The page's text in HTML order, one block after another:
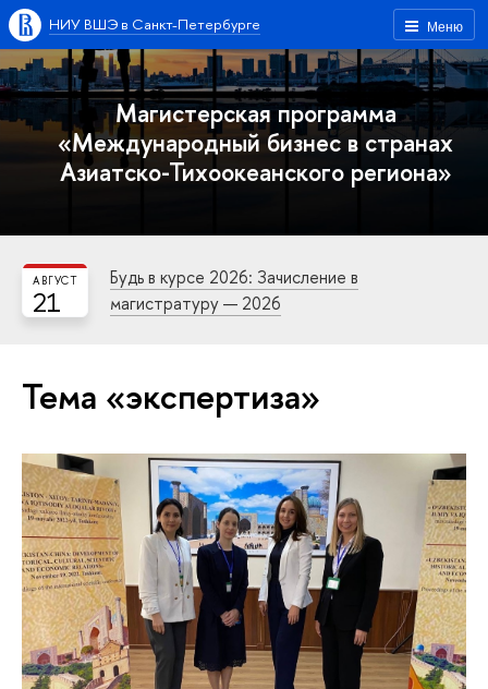
Меню
НИУ ВШЭ в Санкт-Петербурге
Магистерская программа
«Международный бизнес в странах
Азиатско-Тихоокеанского региона»
21
АВГУСТ
Будь в курсе 2026: Зачисление в
магистратуру — 2026
Тема «экспертиза»